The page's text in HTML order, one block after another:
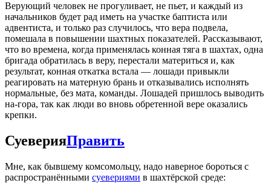
Верующий человек не прогуливает, не пьет, и каждый из
начальников будет рад иметь на участке баптиста или
адвентиста, и только раз случилось, что вера подвела,
помешала в повышении шахтных показателей. Рассказывают,
что во времена, когда применялась конная тяга в шахтах, одна
бригада обратилась в веру, перестали материться и, как
результат, конная откатка встала — лошади привыкли
реагировать на матерную брань и отказывались исполнять
нормальные, без мата, команды. Лошадей пришлось выводить
на-гора, так как люди во вновь обретенной вере оказались
крепки.
СуеверияПравить
Мне, как бывшему комсомольцу, надо наверное бороться с
распространёнными суевериями в шахтёрской среде: